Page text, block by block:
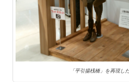
「平引揚桟橋」を再現し